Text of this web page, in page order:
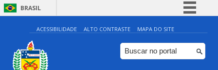
BRASIL
Simplifique!
Comunica BR
Participe
ACESSIBILIDADE ALTO CONTRASTE MAPA DO SITE